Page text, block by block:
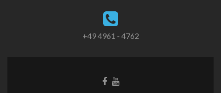
+49 4961 - 4762